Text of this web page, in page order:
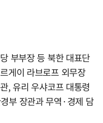
부부장 등 북한 대표단
게이 라브로프 외무장
, 유리 우샤코프 대통령
부 장관과 무역·경제 담